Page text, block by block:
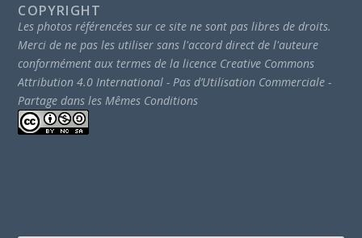
COPYRIGHT
Les photos référencées sur ce site ne sont pas libres de droits.
Merci de ne pas les utiliser sans l'accord direct de l'auteure
conformément aux termes de la licence Creative Commons
Attribution 4.0 International - Pas d’Utilisation Commerciale -
Partage dans les Mêmes Conditions